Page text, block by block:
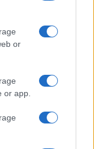
or
or app.
mensaje
euros